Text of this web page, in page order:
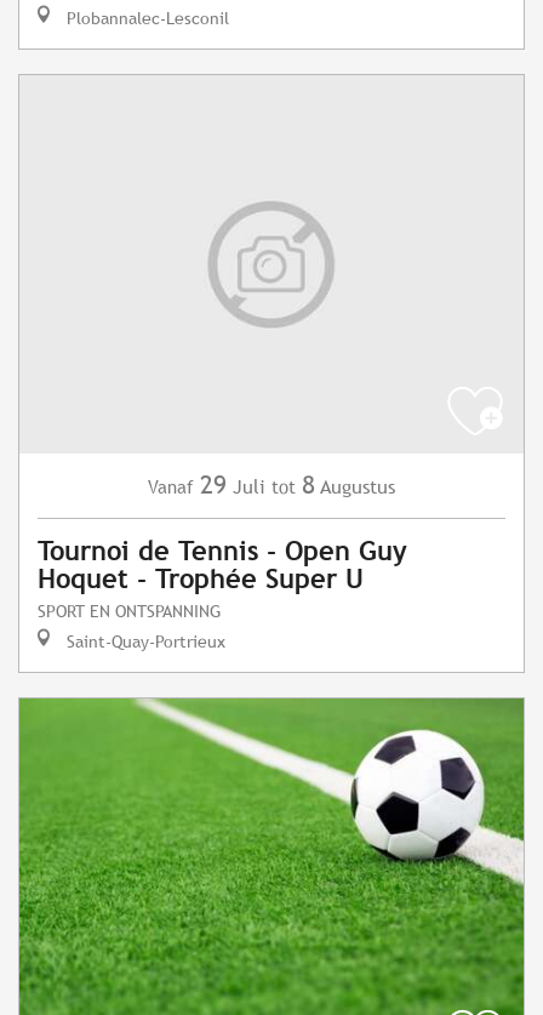
Plobannalec-Lesconil
Vanaf 29 Juli tot 8 Augustus
Tournoi de Tennis - Open Guy
Hoquet - Trophée Super U
SPORT EN ONTSPANNING
Saint-Quay-Portrieux